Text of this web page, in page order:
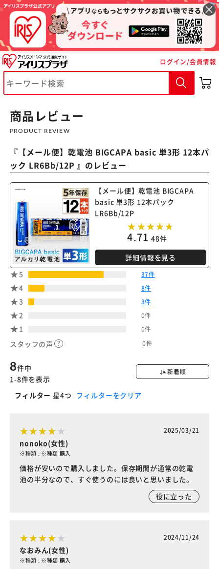
ログイン/会員情報
商品レビュー
PRODUCT REVIEW
『 【メール便】乾電池 BIGCAPA basic 単3形 12本パ
ック LR6Bb/12P』のレビュー
【メール便】乾電池 BIGCAPA
basic 単3形 12本パック
LR6Bb/12P
4.71 48件
詳細情報を見る
5
37件
4 8件
3 3件
2 0件
1 0件
スタッフの声 0件
新着順
8件中
1-8件を表示
フィルター 星4つ フィルターをクリア
2025/03/21
nonoko(女性)
※種類 : ※種類 購入
価格が安いので購入しました。保存期間が通常の乾電
池の半分なので、すぐ使うのには良いと思いました。
役に立った
2024/11/24
なおみん(女性)
※種類 : ※種類 購入
カートに入れる